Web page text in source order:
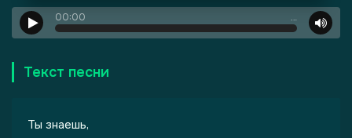
00:00 …
Текст песни
Ты знаешь,
Город Грехов